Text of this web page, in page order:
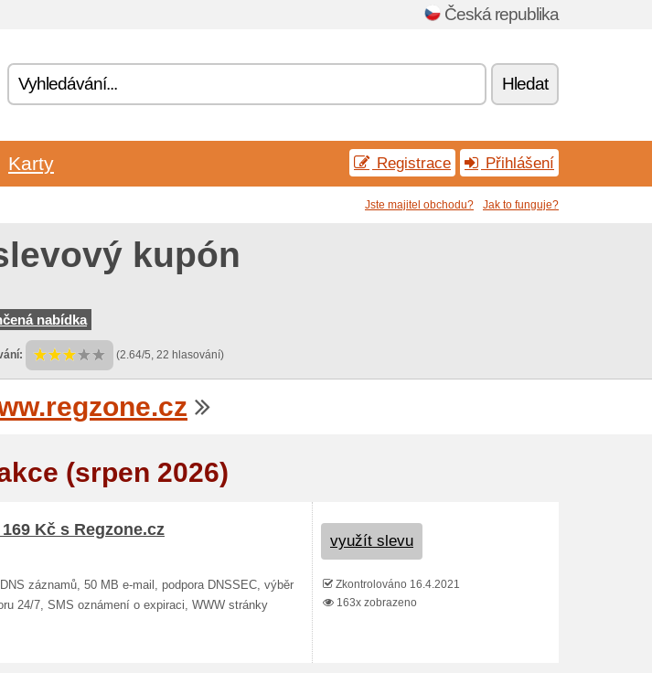
Česká republika
Hledat
Karty Registrace Přihlášení
Jste majitel obchodu? Jak to funguje?
kupón
nabídka
(2.64/5, 22 hlasování)
(srpen 2026)
Kč s Regzone.cz
záznamů, 50 MB e-mail, podpora DNSSEC, výběr
24/7, SMS oznámení o expiraci, WWW stránky
využít slevu
Zkontrolováno 16.4.2021
163x zobrazeno